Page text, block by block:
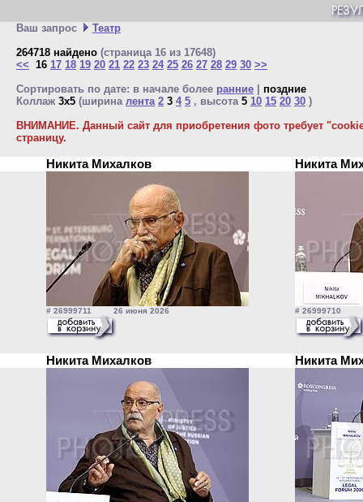
Ваш запрос
Театр
264718 найдено (страница 16 из 17648)
<< 16 17 18 19 20 21 22 23 24 25 26 27 28 29 30 >>
Сортировать по дате: в начале более ранние
поздние
Коллаж 3x5 (ширина лента 2 3 4 5 , высота 5 10 15 20 30 )
ВНИМАНИЕ. Данный сайт для приобретения фото требует
страницу.
Никита Михалков Никита
# 26999711 26 июня 2026 # 26999710
Никита Михалков Никита